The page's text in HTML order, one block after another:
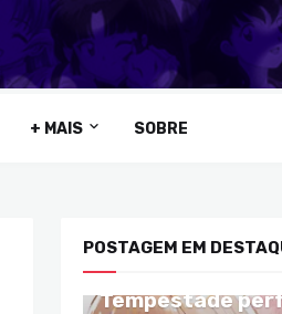
+ MAIS SOBRE
POSTAGEM EM
Tempestade